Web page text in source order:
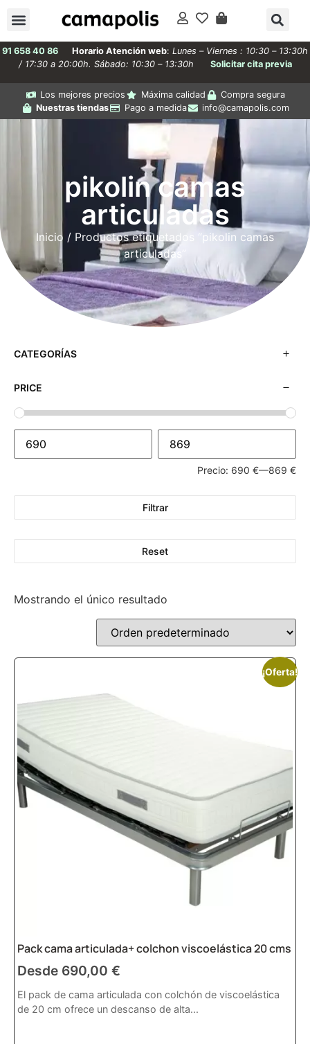
91 658 40 86 Horario Atención web: Lunes – Viernes : 10:30 – 13:30h
/ 17:30 a 20:00h. Sábado: 10:30 – 13:30h
Solicitar cita previa
Los mejores precios Máxima calidad
Compra segura
Nuestras tiendas
Pago a medida info@camapolis.com
pikolin camas
articuladas
Inicio / Productos etiquetados “pikolin camas
articuladas”
CATEGORÍAS
PRICE
Precio: 690 €—869 €
Filtrar
Reset
Mostrando el único resultado
¡Oferta!
Pack cama articulada+ colchon viscoelástica 20 cms
Desde 690,00 €
El pack de cama articulada con colchón de viscoelástica
de 20 cm ofrece un descanso de alta...